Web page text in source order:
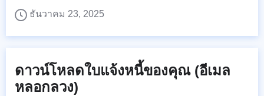
ธันวาคม 23, 2025
ดาวน์โหลดใบแจ้งหนี้ของคุณ (อีเมล
หลอกลวง)